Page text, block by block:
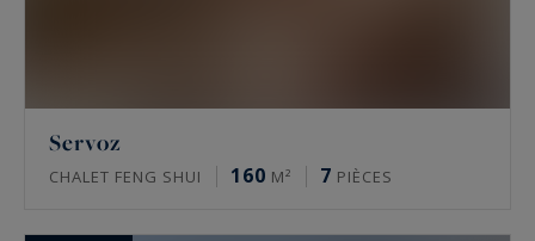
Servoz
CHALET FENG SHUI 160 M² 7 PIÈCES